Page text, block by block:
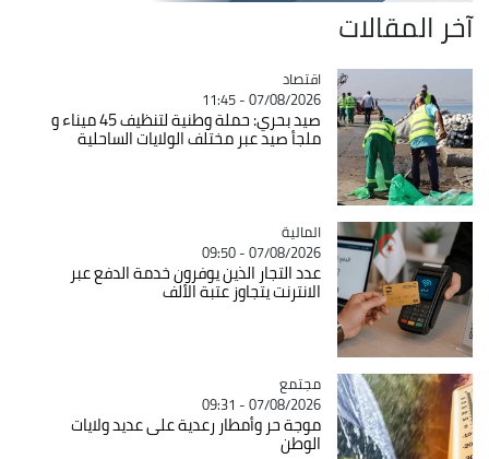
آخر المقالات
Catégorie
اقتصاد
07/08/2026 - 11:45
صيد بحري: حملة وطنية لتنظيف 45 ميناء و
ملجأ صيد عبر مختلف الولايات الساحلية
Catégorie
المالية
07/08/2026 - 09:50
عدد التجار الذين يوفرون خدمة الدفع عبر
الانترنت يتجاوز عتبة الألف
Catégorie
مجتمع
07/08/2026 - 09:31
موجة حر وأمطار رعدية على عديد ولايات
الوطن